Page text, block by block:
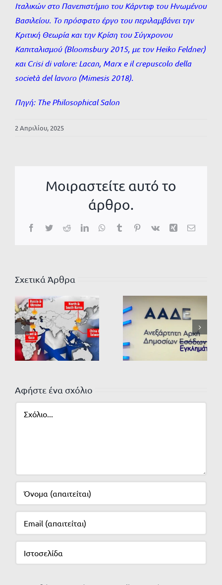
Ιταλικών στο Πανεπιστήμιο του Κάρντιφ του Ηνωμένου
Βασιλείου. Το πρόσφατο έργο του περιλαμβάνει την
Κριτική Θεωρία και την Κρίση του Σύγχρονου
Καπιταλισμού (Bloomsbury 2015, με τον Heiko Feldner)
και Crisi di valore: Lacan, Marx e il crepuscolo della
società del lavoro (Mimesis 2018).
Πηγή: The Philosophical Salon
2 Απριλίου, 2025
Μοιραστείτε αυτό το
άρθρο.
Facebook
TwitterRedditLinkedInWhatsApp
TumblrPinterest
Vk Xing Email
Σχετικά Άρθρα
Αφήστε ένα σχόλιο